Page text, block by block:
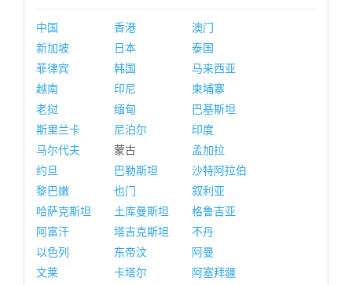
中国 香港
澳门
新加坡
日本
泰国
菲律宾
韩国
马来西亚
越南
印尼
柬埔寨
老挝
缅甸
巴基斯坦
斯里兰卡
尼泊尔
印度
马尔代夫
蒙古
孟加拉
约旦
巴勒斯坦
沙特阿拉伯
黎巴嫩
也门
叙利亚
哈萨克斯坦
土库曼斯坦
格鲁吉亚
阿富汗
塔吉克斯坦
不丹
以色列
东帝汶
阿曼
文莱
卡塔尔
阿塞拜疆